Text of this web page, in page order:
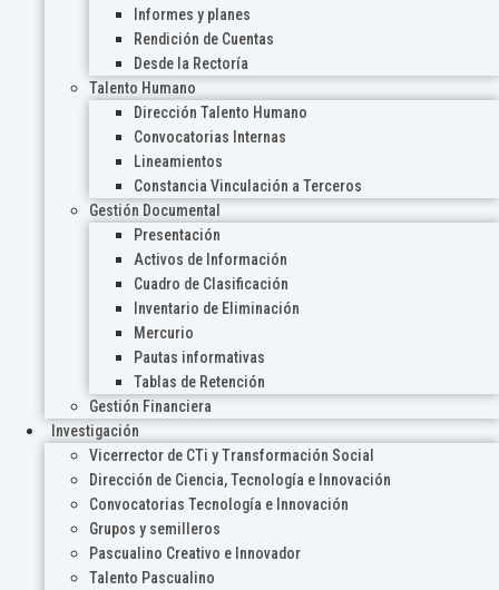
Informes y planes
Rendición de Cuentas
Desde la Rectoría
Talento Humano
Dirección Talento Humano
Convocatorias Internas
Lineamientos
Constancia Vinculación a Terceros
Gestión Documental
Presentación
Activos de Información
Cuadro de Clasificación
Inventario de Eliminación
Mercurio
Pautas informativas
Tablas de Retención
Gestión Financiera
Investigación
Vicerrector de CTi y Transformación Social
Dirección de Ciencia, Tecnología e Innovación
Convocatorias Tecnología e Innovación
Grupos y semilleros
Pascualino Creativo e Innovador
Talento Pascualino